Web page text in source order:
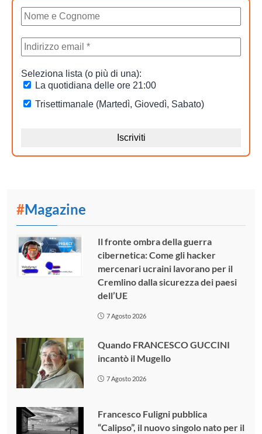
#Magazine
Il fronte ombra della guerra
cibernetica: Come gli hacker
mercenari ucraini lavorano per il
Cremlino dalla sicurezza dei paesi
dell’UE
7 Agosto 2026
Quando FRANCESCO GUCCINI
incantò il Mugello
7 Agosto 2026
Francesco Fuligni pubblica
“Calipso”, il nuovo singolo nato per il